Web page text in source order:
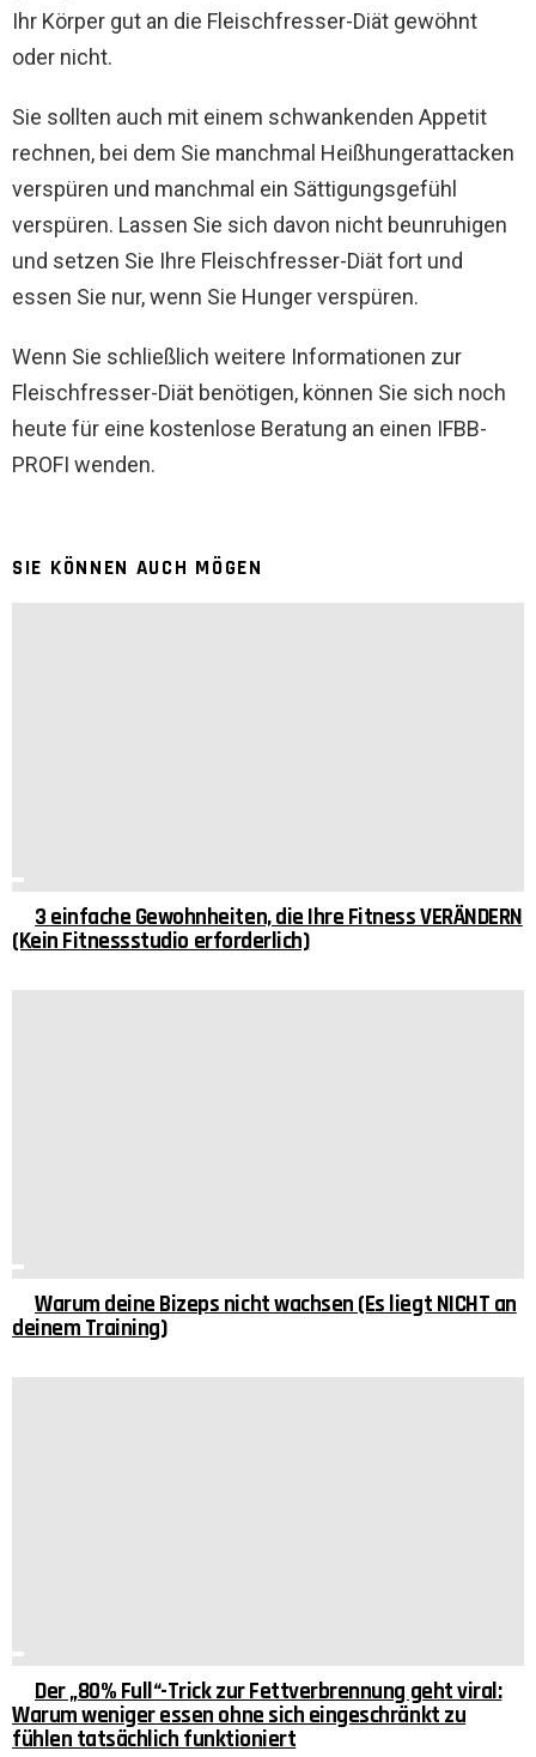
Ihr Körper gut an die Fleischfresser-Diät gewöhnt
oder nicht.
Sie sollten auch mit einem schwankenden Appetit
rechnen, bei dem Sie manchmal Heißhungerattacken
verspüren und manchmal ein Sättigungsgefühl
verspüren. Lassen Sie sich davon nicht beunruhigen
und setzen Sie Ihre Fleischfresser-Diät fort und
essen Sie nur, wenn Sie Hunger verspüren.
Wenn Sie schließlich weitere Informationen zur
Fleischfresser-Diät benötigen, können Sie sich noch
heute für eine kostenlose Beratung an einen IFBB-
PROFI wenden.
SIE KÖNNEN AUCH MÖGEN
3 einfache Gewohnheiten, die Ihre Fitness VERÄNDERN
(Kein Fitnessstudio erforderlich)
Warum deine Bizeps nicht wachsen (Es liegt NICHT an
deinem Training)
Der „80% Full“-Trick zur Fettverbrennung geht viral:
Warum weniger essen ohne sich eingeschränkt zu
fühlen tatsächlich funktioniert